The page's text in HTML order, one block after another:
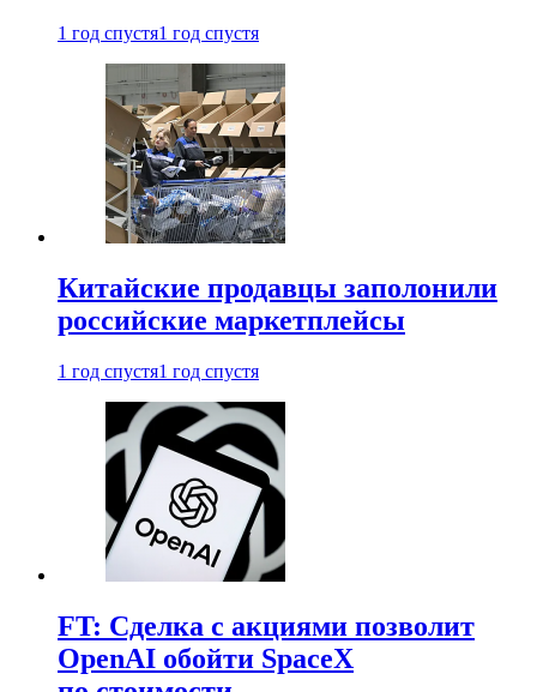
1 год спустя1 год спустя
Китайские продавцы заполонили
российские маркетплейсы
1 год спустя1 год спустя
FT: Сделка с акциями позволит
OpenAI обойти SpaceX